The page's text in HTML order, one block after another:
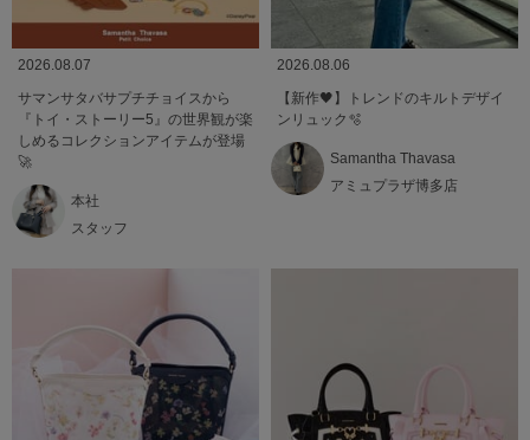
2026.08.07
サマンサタバサプチチョイスから
『トイ・ストーリー5』の世界観が楽
しめるコレクションアイテムが登場
🚀
本社
スタッフ
2026.08.06
【新作🖤】トレンドのキルトデザイ
ンリュック🫧
Samantha Thavasa
アミュプラザ博多店